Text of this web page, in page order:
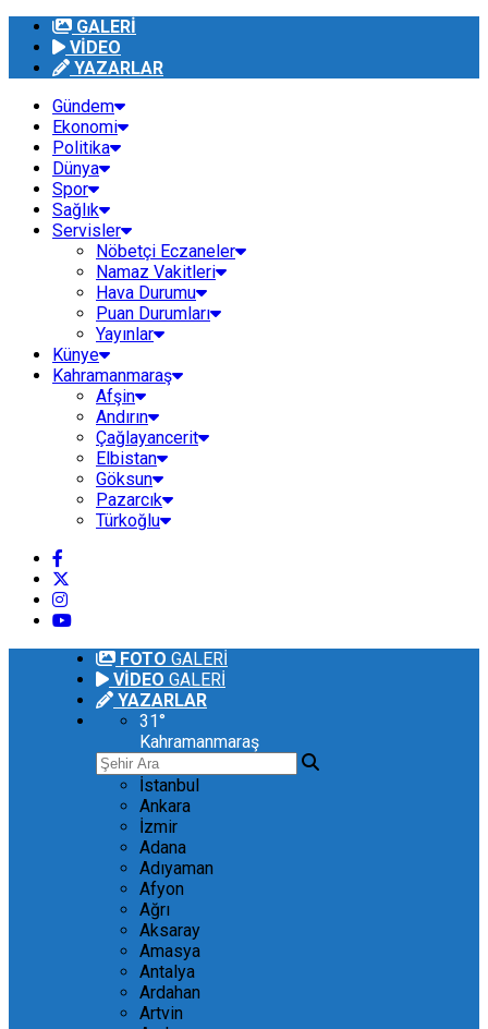
GALERİ
VİDEO
YAZARLAR
Gündem
Ekonomi
Politika
Dünya
Spor
Sağlık
Servisler
Nöbetçi Eczaneler
Namaz Vakitleri
Hava Durumu
Puan Durumları
Yayınlar
Künye
Kahramanmaraş
Afşin
Andırın
Çağlayancerit
Elbistan
Göksun
Pazarcık
Türkoğlu
FOTO GALERİ
VİDEO GALERİ
YAZARLAR
31°
Kahramanmaraş
İstanbul
Ankara
İzmir
Adana
Adıyaman
Afyon
Ağrı
Aksaray
Amasya
Antalya
Ardahan
Artvin